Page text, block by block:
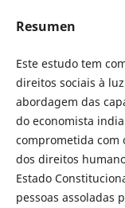
Resumen
Este estudo tem
direitos sociais à
abordagem das
do economista
comprometida com
dos direitos
Estado
pessoas assoladas